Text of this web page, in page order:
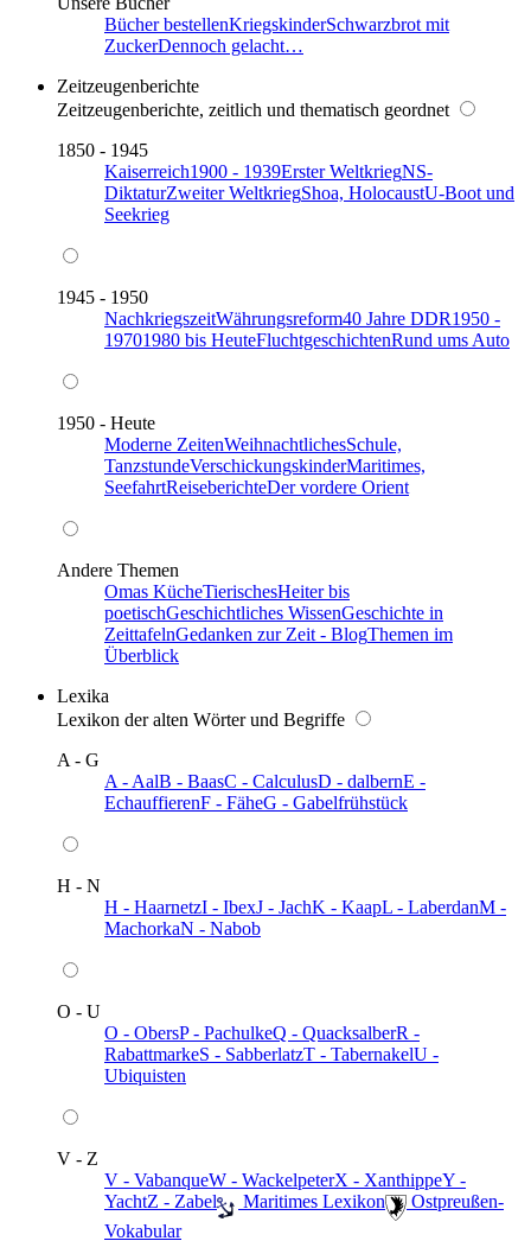
Bücher bestellenKriegskinderSchwarzbrot mit
ZuckerDennoch gelacht…
Zeitzeugenberichte
Zeitzeugenberichte, zeitlich und thematisch geordnet
1850 - 1945
Kaiserreich1900 - 1939Erster WeltkriegNS-
DiktaturZweiter WeltkriegShoa, HolocaustU-Boot und
Seekrieg
1945 - 1950
NachkriegszeitWährungsreform40 Jahre DDR1950 -
19701980 bis HeuteFluchtgeschichtenRund ums Auto
1950 - Heute
Moderne ZeitenWeihnachtlichesSchule,
TanzstundeVerschickungskinderMaritimes,
SeefahrtReiseberichteDer vordere Orient
Andere Themen
Omas KücheTierischesHeiter bis
poetischGeschichtliches WissenGeschichte in
ZeittafelnGedanken zur Zeit - BlogThemen im
Überblick
Lexika
Lexikon der alten Wörter und Begriffe
A - G
A - AalB - BaasC - CalculusD - dalbernE -
EchauffierenF - FäheG - Gabelfrühstück
H - N
H - HaarnetzI - IbexJ - JachK - KaapL - LaberdanM -
MachorkaN - Nabob
O - U
O - ObersP - PachulkeQ - QuacksalberR -
RabattmarkeS - SabberlatzT - TabernakelU -
Ubiquisten
V - Z
V - VabanqueW - WackelpeterX - XanthippeY -
YachtZ - Zabel ️ Maritimes Lexikon
️ Ostpreußen-
Vokabular